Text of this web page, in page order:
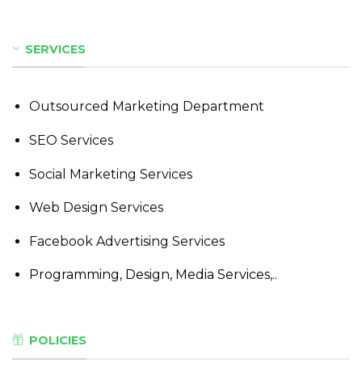
SERVICES
Outsourced Marketing Department
SEO Services
Social Marketing Services
Web Design Services
Facebook Advertising Services
Programming, Design, Media Services,..
POLICIES